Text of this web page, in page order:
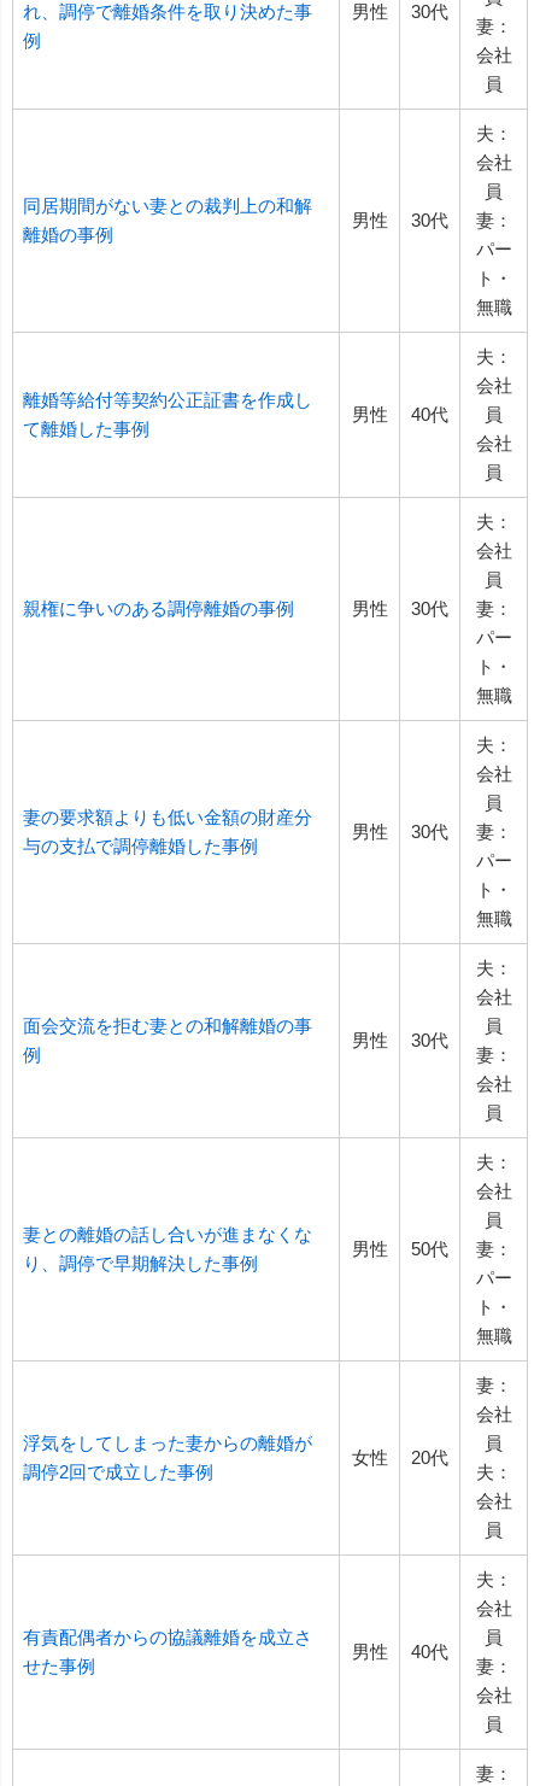
れ、調停で離婚条件を取り決めた事
例
男性 30代
妻：
会社
員
同居期間がない妻との裁判上の和解
離婚の事例
男性 30代
夫：
会社
員
妻：
パー
ト・
無職
離婚等給付等契約公正証書を作成し
て離婚した事例
男性 40代
夫：
会社
員
会社
員
親権に争いのある調停離婚の事例 男性 30代
夫：
会社
員
妻：
パー
ト・
無職
妻の要求額よりも低い金額の財産分
与の支払で調停離婚した事例
男性 30代
夫：
会社
員
妻：
パー
ト・
無職
面会交流を拒む妻との和解離婚の事
例
男性 30代
夫：
会社
員
妻：
会社
員
妻との離婚の話し合いが進まなくな
り、調停で早期解決した事例
男性 50代
夫：
会社
員
妻：
パー
ト・
無職
浮気をしてしまった妻からの離婚が
調停2回で成立した事例
女性 20代
妻：
会社
員
夫：
会社
員
有責配偶者からの協議離婚を成立さ
せた事例
男性 40代
夫：
会社
員
妻：
会社
員
妻：